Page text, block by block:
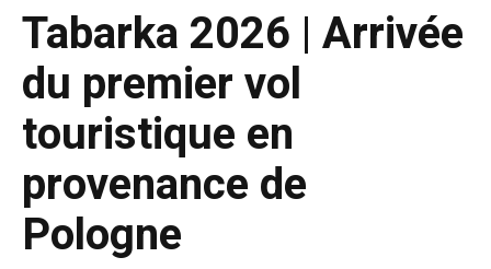
Tabarka 2026 | Arrivée
du premier vol
touristique en
provenance de
Pologne